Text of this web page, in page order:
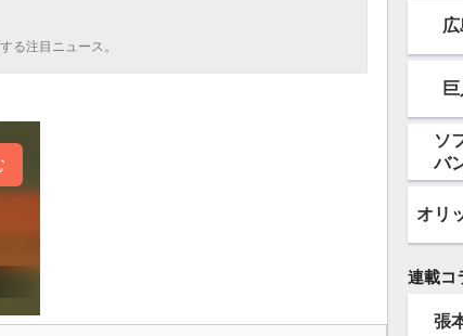
る注目ニュース。
広
ソ
バ
オリ
連載コ
張